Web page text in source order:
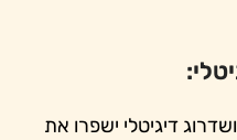
דיגיטלי ישפרו את